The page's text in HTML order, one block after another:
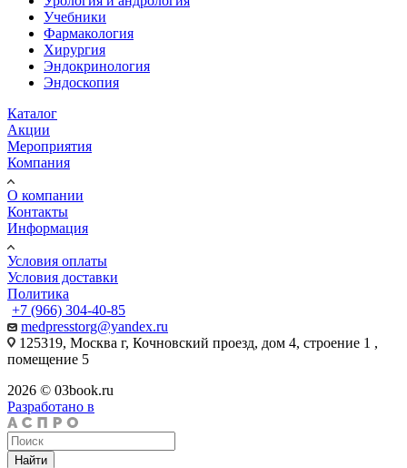
Учебники
Фармакология
Хирургия
Эндокринология
Эндоскопия
Каталог
Акции
Мероприятия
Компания
О компании
Контакты
Информация
Условия оплаты
Условия доставки
Политика
+7 (966) 304-40-85
medpresstorg@yandex.ru
125319, Москва г, Кочновский проезд, дом 4, строение 1 ,
помещение 5
2026 © 03book.ru
Разработано в
Найти